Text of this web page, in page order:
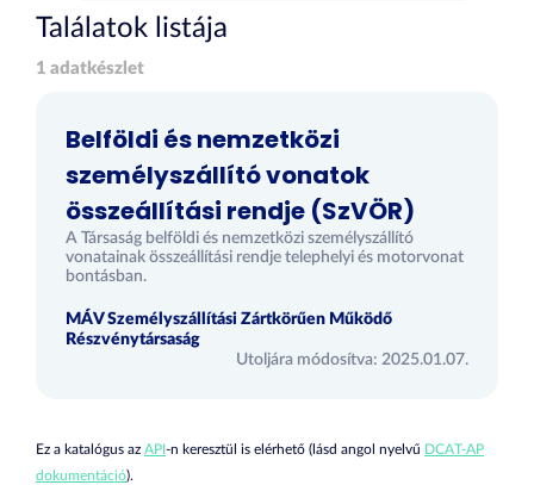
Találatok listája
1 adatkészlet
Belföldi és nemzetközi
személyszállító vonatok
összeállítási rendje (SzVÖR)
A Társaság belföldi és nemzetközi személyszállító
vonatainak összeállítási rendje telephelyi és motorvonat
bontásban.
MÁV Személyszállítási Zártkörűen Működő
Részvénytársaság
Utoljára módosítva: 2025.01.07.
Ez a katalógus az API-n keresztül is elérhető (lásd angol nyelvű DCAT-AP
dokumentáció).